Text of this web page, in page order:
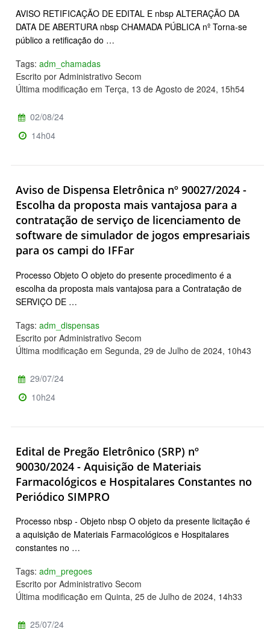
AVISO RETIFICAÇÃO DE EDITAL E nbsp ALTERAÇÃO DA
DATA DE ABERTURA nbsp CHAMADA PÚBLICA nº Torna-se
público a retificação do …
Tags: adm_chamadas
Escrito por Administrativo Secom
Última modificação em Terça, 13 de Agosto de 2024, 15h54
02/08/24
14h04
Aviso de Dispensa Eletrônica nº 90027/2024 -
Escolha da proposta mais vantajosa para a
contratação de serviço de licenciamento de
software de simulador de jogos empresariais
para os campi do IFFar
Processo Objeto O objeto do presente procedimento é a
escolha da proposta mais vantajosa para a Contratação de
SERVIÇO DE …
Tags: adm_dispensas
Escrito por Administrativo Secom
Última modificação em Segunda, 29 de Julho de 2024, 10h43
29/07/24
10h24
Edital de Pregão Eletrônico (SRP) nº
90030/2024 - Aquisição de Materiais
Farmacológicos e Hospitalares Constantes no
Periódico SIMPRO
Processo nbsp - Objeto nbsp O objeto da presente licitação é
a aquisição de Materiais Farmacológicos e Hospitalares
constantes no …
Tags: adm_pregoes
Escrito por Administrativo Secom
Última modificação em Quinta, 25 de Julho de 2024, 14h33
25/07/24